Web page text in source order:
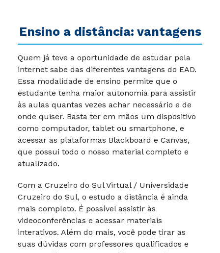
Ensino a distância: vantagens
Quem já teve a oportunidade de estudar pela
internet sabe das diferentes vantagens do EAD.
Essa modalidade de ensino permite que o
estudante tenha maior autonomia para assistir
às aulas quantas vezes achar necessário e de
onde quiser. Basta ter em mãos um dispositivo
como computador, tablet ou smartphone, e
acessar as plataformas Blackboard e Canvas,
que possui todo o nosso material completo e
atualizado.
Com a Cruzeiro do Sul Virtual / Universidade
Cruzeiro do Sul, o estudo a distância é ainda
mais completo. É possível assistir às
videoconferências e acessar materiais
interativos. Além do mais, você pode tirar as
suas dúvidas com professores qualificados e